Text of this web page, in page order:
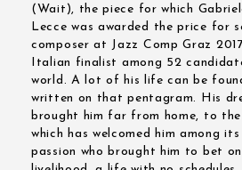
(Wait), the piece for which
Lecce was awarded the price for
composer at Jazz Comp Graz
Italian finalist among 52
world. A lot of his life can be
written on that pentagram. His
brought him far from home, to
which has welcomed him among
passion who brought him to bet